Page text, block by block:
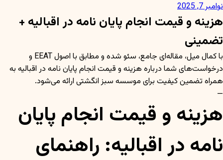
نوامبر 7, 2025
هزینه و قیمت انجام پایان نامه در اقبالیه +
تضمینی
با کمال میل، مقاله‌ای جامع، سئو شده و مطابق با اصول EEAT و
درخواست‌های شما درباره هزینه و قیمت انجام پایان نامه در اقبالیه به
همراه تضمین کیفیت برای موسسه سبز انگشتی ارائه می‌شود.
—
هزینه و قیمت انجام پایان
نامه در اقبالیه: راهنمای